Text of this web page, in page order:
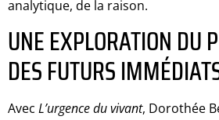
analytique, de la raison.
UNE EXPLORATION DU
DES FUTURS
Avec L’urgence du vivant, Dorothée